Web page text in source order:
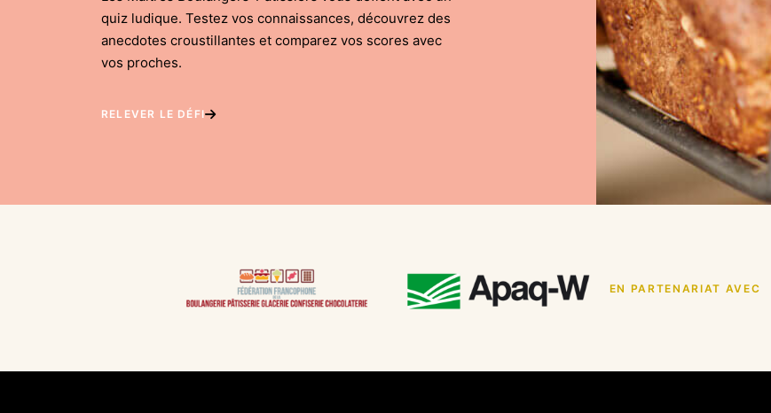
quiz ludique. Testez vos connaissances, découvrez des
anecdotes croustillantes et comparez vos scores avec
vos proches.
RELEVER LE DÉFI
EN PARTENARIAT AVEC